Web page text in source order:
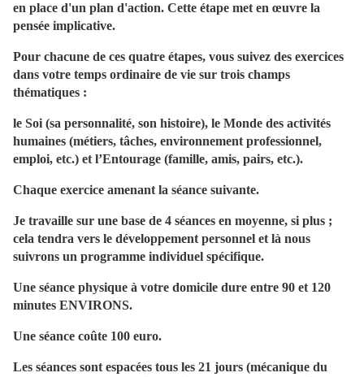
en place d'un plan d'action. Cette étape met en œuvre la
pensée implicative.
Pour chacune de ces quatre étapes, vous suivez des exercices
dans votre temps ordinaire de vie sur trois champs
thématiques :
le Soi (sa personnalité, son histoire), le Monde des activités
humaines (métiers, tâches, environnement professionnel,
emploi, etc.) et l’Entourage (famille, amis, pairs, etc.).
Chaque exercice amenant la séance suivante.
Je travaille sur une base de 4 séances en moyenne, si plus ;
cela tendra vers le développement personnel et là nous
suivrons un programme individuel spécifique.
Une séance physique à votre domicile dure entre 90 et 120
minutes ENVIRONS.
Une séance coûte 100 euro.
Les séances sont espacées tous les 21 jours (mécanique du